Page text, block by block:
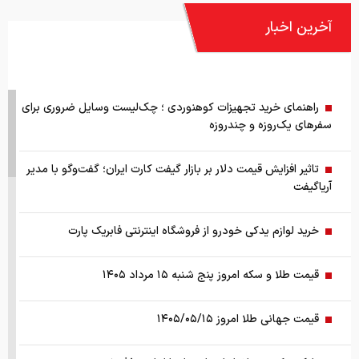
آخرین اخبار
راهنمای خرید تجهیزات کوهنوردی ؛ چک‌لیست وسایل ضروری برای
سفرهای یک‌روزه و چندروزه
تاثیر افزایش قیمت دلار بر بازار گیفت کارت ایران؛ گفت‌وگو با مدیر
آریاگیفت
خرید لوازم یدکی خودرو از فروشگاه اینترنتی فابریک پارت
قیمت طلا و سکه امروز پنج شنبه ۱۵ مرداد ۱۴۰۵
قیمت جهانی طلا امروز ۱۴۰۵/۰۵/۱۵